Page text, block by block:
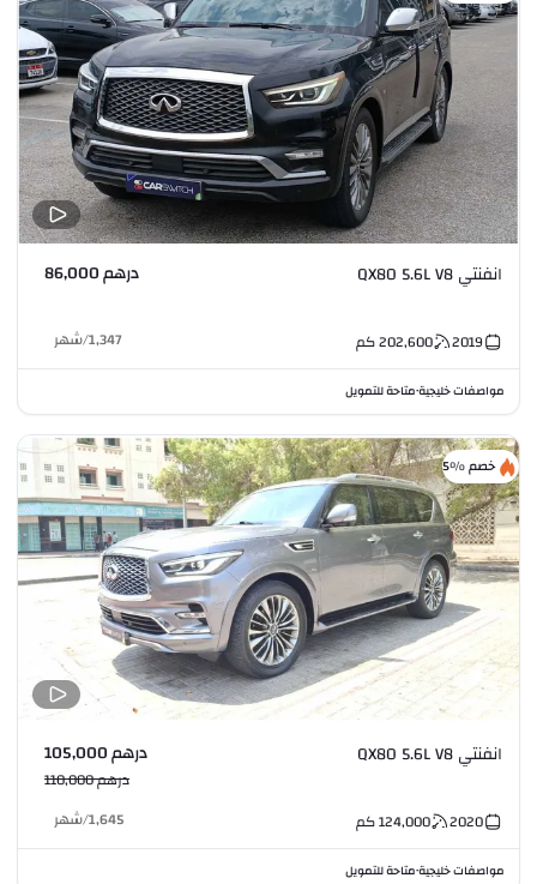
انفنتي QX80 5.6L V8 درهم 86,000
2019
202,600كم 1,347
/شهر
مواصفات خليجية•متاحة للتمويل
خصم %5
انفنتي QX80 5.6L V8 درهم 105,000
درهم 110,000
2020
124,000كم 1,645
/شهر
مواصفات خليجية•متاحة للتمويل